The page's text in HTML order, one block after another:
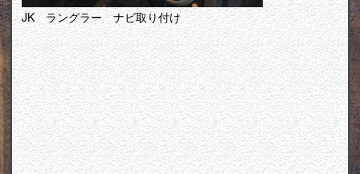
JK ラングラー ナビ取り付け